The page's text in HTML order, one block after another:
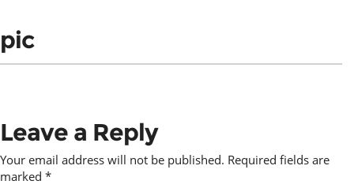
pic
Leave a Reply
Your email address will not be published. Required fields are
marked *